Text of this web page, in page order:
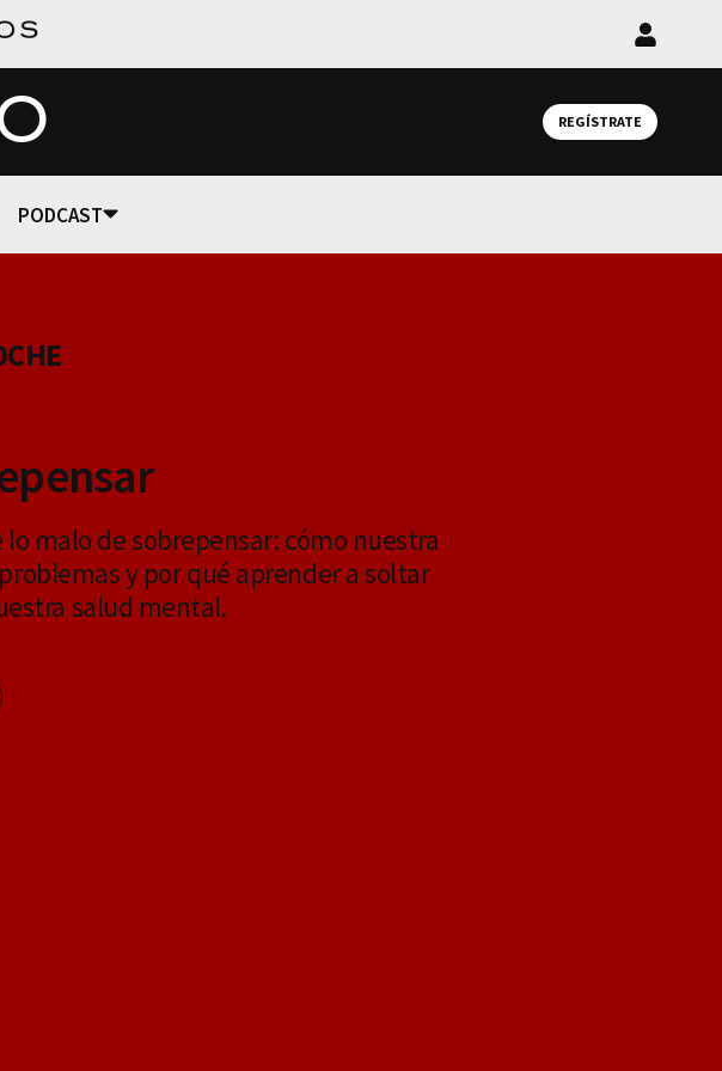
Iniciar
REGÍSTRATE
PODCAST
lo malo de sobrepensar: cómo nuestra
y por qué aprender a soltar
salud mental.